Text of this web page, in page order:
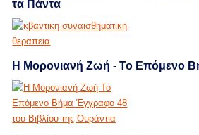
τα Πάντα
Η Μορονιανή Ζωή - Το Επόμενο